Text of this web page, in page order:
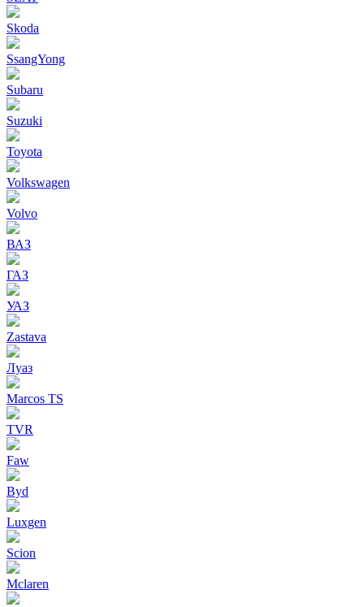
Skoda
SsangYong
Subaru
Suzuki
Toyota
Volkswagen
Volvo
ВАЗ
ГАЗ
УАЗ
Zastava
Луаз
Marcos TS
TVR
Faw
Byd
Luxgen
Scion
Mclaren